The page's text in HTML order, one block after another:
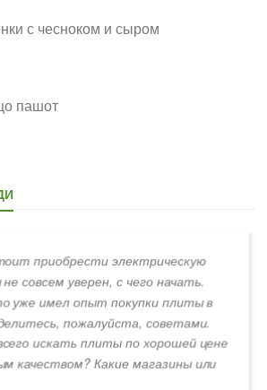
с чесноком и сыром
пашот
Слов "хинкалиев,
существует